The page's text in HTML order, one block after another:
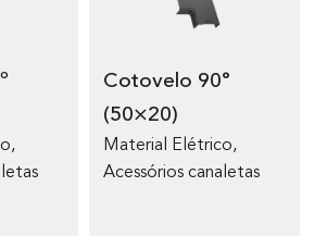
,
Cotovelo 90°
(50×20)
Material Elétrico,
Acessórios canaletas